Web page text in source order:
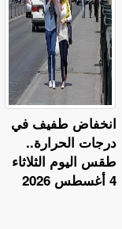
​انخفاض طفيف في
درجات الحرارة..
طقس اليوم الثلاثاء
4 أغسطس 2026